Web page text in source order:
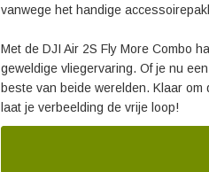
vanwege het handige
Met de DJI Air 2S Fly More Combo
geweldige vliegervaring. Of je nu
beste van beide werelden. Klaar
laat je verbeelding de vrije loop!